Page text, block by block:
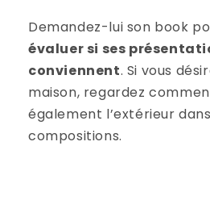
Demandez-lui son book
évaluer si ses
conviennent. Si vous
maison, regardez
également l’extérieur
compositions.